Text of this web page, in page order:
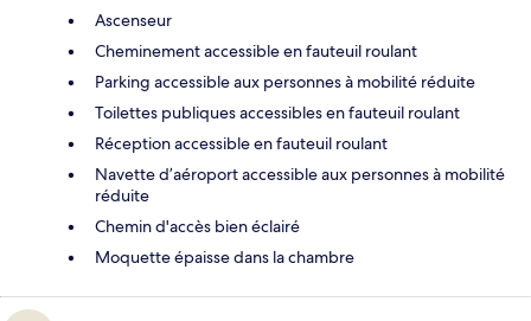
Ascenseur
Cheminement accessible en fauteuil roulant
Parking accessible aux personnes à mobilité réduite
Toilettes publiques accessibles en fauteuil roulant
Réception accessible en fauteuil roulant
Navette d’aéroport accessible aux personnes à mobilité
réduite
Chemin d'accès bien éclairé
Moquette épaisse dans la chambre